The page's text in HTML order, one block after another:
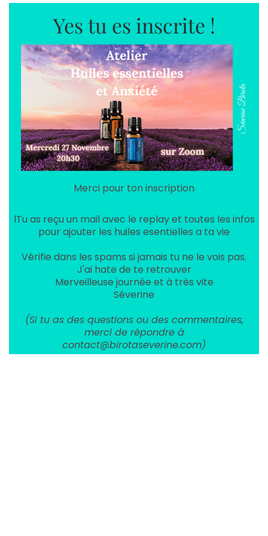
Yes tu es inscrite !
Merci pour ton inscription
lTu as reçu un mail avec le replay et toutes les infos
pour ajouter les huiles esentielles a ta vie
Vérifie dans les spams si jamais tu ne le vois pas.
J'ai hate de te retrouver
Merveilleuse journée et à très vite
Séverine
(Si tu as des questions ou des commentaires,
merci de répondre à
contact@birotaseverine.com)